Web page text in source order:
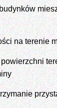
na terenie